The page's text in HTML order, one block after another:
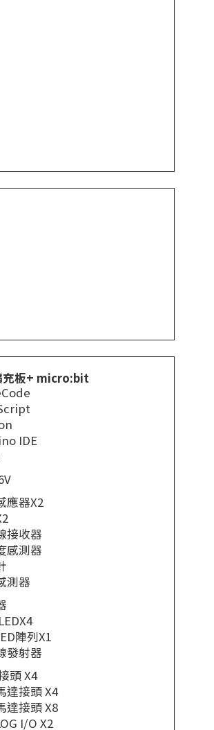
板+ micro:bit
IDE
應器X2
接收器
感測器
測器
陣列X1
發射器
頭 X4
達接頭 X4
達接頭 X8
I/O X2